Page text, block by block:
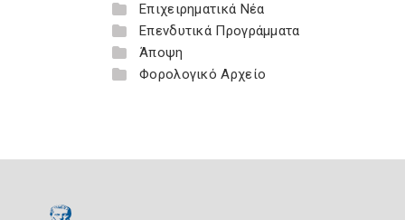
Επιχειρηματικά Νέα
Επενδυτικά Προγράμματα
Άποψη
Φορολογικό Αρχείο